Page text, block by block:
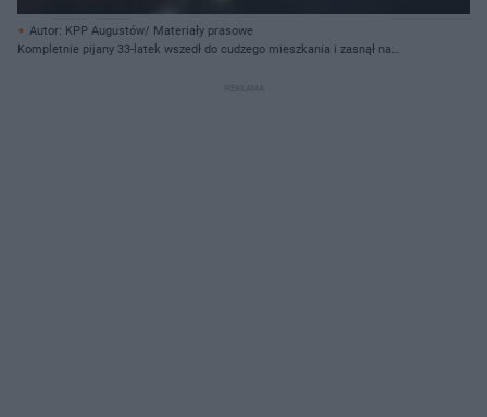
Autor: KPP Augustów/ Materiały prasowe
Kompletnie pijany 33-latek wszedł do cudzego mieszkania i zasnął na